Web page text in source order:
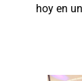
hoy en